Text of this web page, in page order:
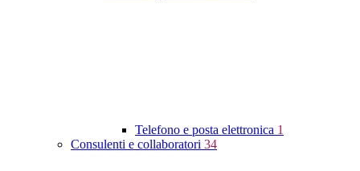
Telefono e posta elettronica 1
Consulenti e collaboratori 34